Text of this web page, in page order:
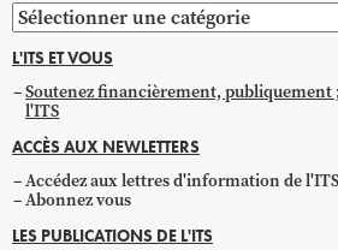
Parcourir
par
catégorie
L'ITS ET VOUS
Soutenez financièrement, publiquement
l'ITS
ACCÈS AUX NEWLETTERS
Accédez aux lettres d'information de l'ITS
Abonnez vous
LES PUBLICATIONS DE L'ITS